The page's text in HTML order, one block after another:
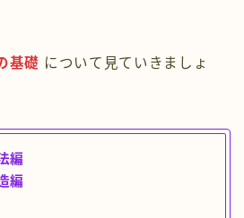
作ろう
介
基礎 について見ていきましょ
編
編